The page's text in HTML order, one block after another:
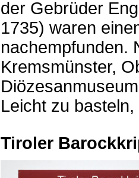
der Gebrüder
1735) waren
nachempfunden.
Kremsmünster,
Leicht zu
Tiroler